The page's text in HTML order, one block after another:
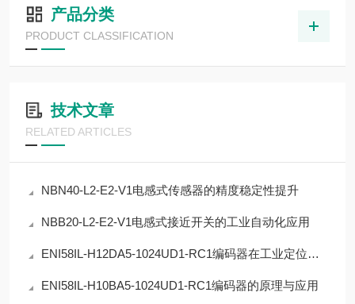
产品分类
PRODUCT CLASSIFICATION
技术文章
RELATED ARTICLES
NBN40-L2-E2-V1电感式传感器的精度稳定性提升
NBB20-L2-E2-V1电感式接近开关的工业自动化应用
ENI58IL-H12DA5-1024UD1-RC1编码器在工业定位中的应用
ENI58IL-H10BA5-1024UD1-RC1编码器的原理与应用